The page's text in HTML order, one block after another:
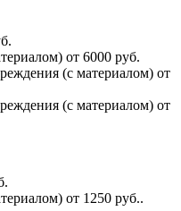
от 6000 руб.
(с материалом) от
(с материалом) от
от 1250 руб..